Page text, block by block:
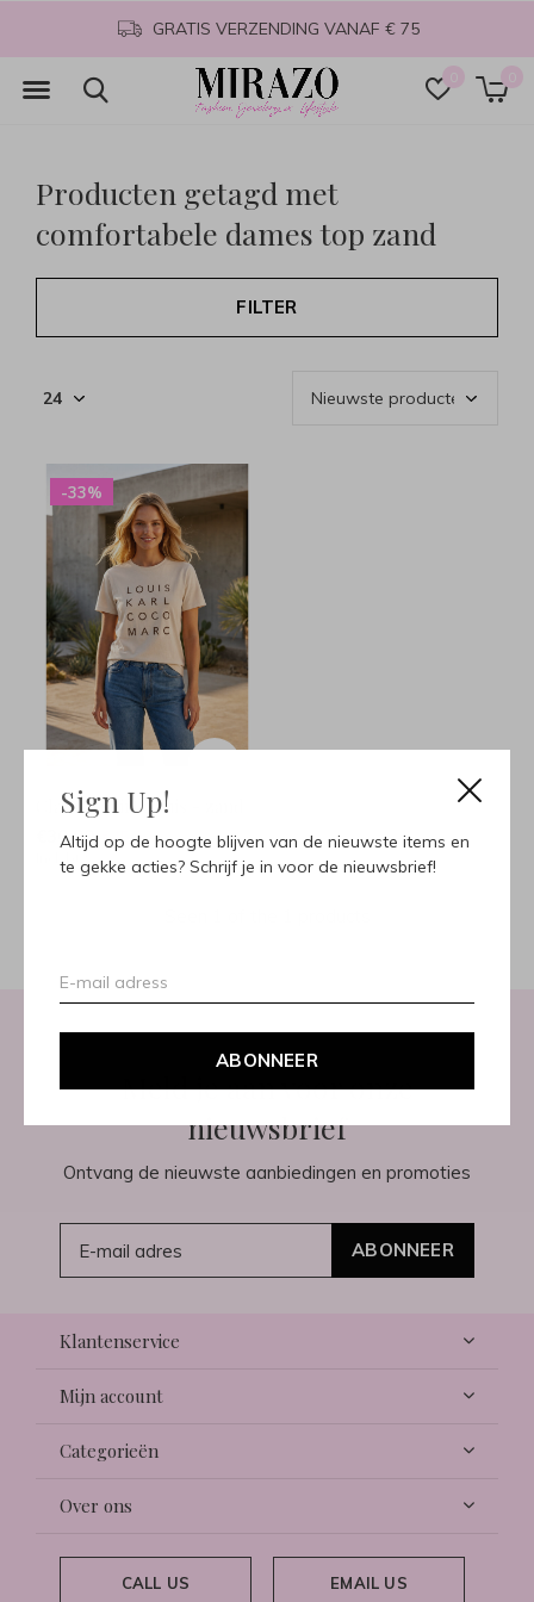
Sign Up!
Altijd op de hoogte blijven van de nieuwste items en
te gekke acties? Schrijf je in voor de nieuwsbrief!
ABONNEER
0 0
GRATIS VERZENDING VANAF € 75
Producten getagd met
comfortabele dames top zand
FILTER
-33%
Clara T-shirt Louis - zand
€30,00 €45,00
Incl. btw
Meld je aan voor onze
nieuwsbrief
Ontvang de nieuwste aanbiedingen en promoties
ABONNEER
Klantenservice
Mijn account
Categorieën
Over ons
CALL US EMAIL US